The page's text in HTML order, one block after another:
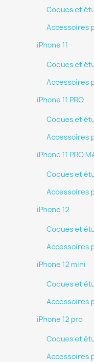
Coques et
Accessoires
iPhone 11
Coques et
Accessoires
iPhone 11 PRO
Coques et
Accessoires
iPhone 11 PRO
Coques et
Accessoires
iPhone 12
Coques et
Accessoires
iPhone 12 mini
Coques et
Accessoires
iPhone 12 pro
Coques et
Accessoires